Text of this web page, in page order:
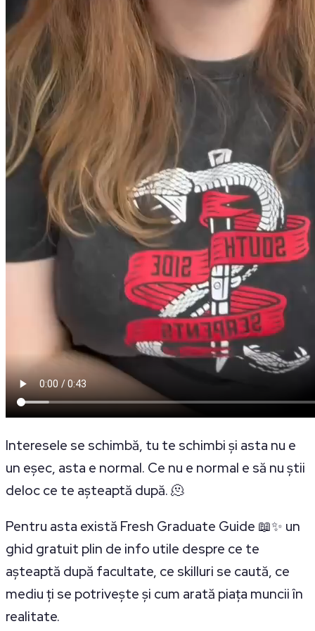
Interesele se schimbă, tu te schimbi și asta nu e
un eșec, asta e normal. Ce nu e normal e să nu știi
deloc ce te așteaptă după. 🫠
Pentru asta există Fresh Graduate Guide 📖✨ un
ghid gratuit plin de info utile despre ce te
așteaptă după facultate, ce skilluri se caută, ce
mediu ți se potrivește și cum arată piața muncii în
realitate.